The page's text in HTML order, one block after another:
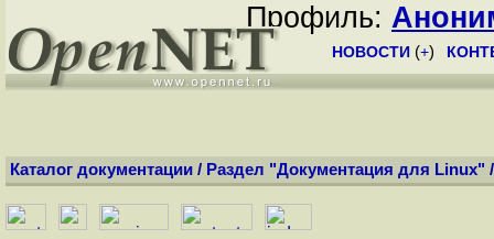
Профиль:
НОВОСТИ (+)
Каталог документации / Раздел "Документация для Linux"